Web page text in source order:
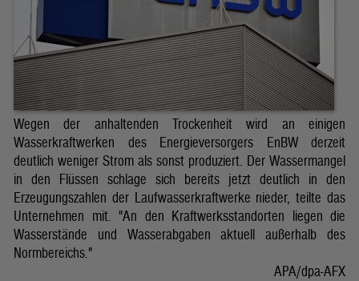
Wegen der anhaltenden Trockenheit wird an einigen
Wasserkraftwerken des Energieversorgers EnBW derzeit
deutlich weniger Strom als sonst produziert. Der Wassermangel
in den Flüssen schlage sich bereits jetzt deutlich in den
Erzeugungszahlen der Laufwasserkraftwerke nieder, teilte das
Unternehmen mit. "An den Kraftwerksstandorten liegen die
Wasserstände und Wasserabgaben aktuell außerhalb des
Normbereichs."
APA/dpa-AFX